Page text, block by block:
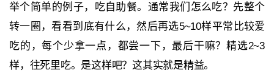
举个简单的例子，吃自助餐。通常我们怎么吃？先整个
转一圈，看看到底有什么，然后再选5~10样平常比较爱
吃的，每个少拿一点，都尝一下，最后干嘛？精选2~3
样，往死里吃。是这样吧？这其实就是精益。